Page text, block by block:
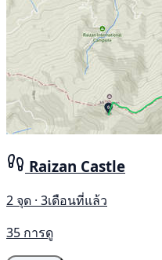
Raizan Castle
2 จุด · 3เดือนที่แล้ว
35 การดู